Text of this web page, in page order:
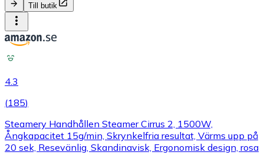
Till butik
4.3
(185)
Steamery Handhållen Steamer Cirrus 2, 1500W,
Ångkapacitet 15g/min, Skrynkelfria resultat, Värms upp på
20 sek, Resevänlig, Skandinavisk, Ergonomisk design, rosa